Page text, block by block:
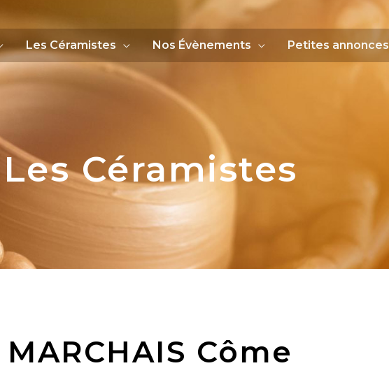
Les Céramistes Nos Évènements Petites annonces
Les Céramistes
MARCHAIS Côme